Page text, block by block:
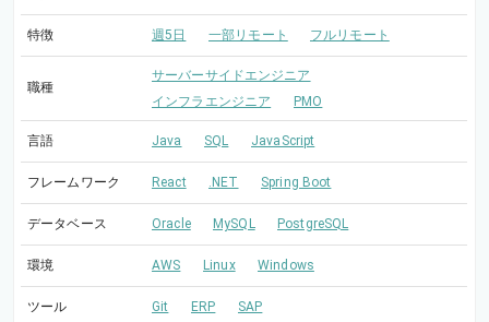
特徴 週5日 一部リモート フルリモート
職種
サーバーサイドエンジニア
インフラエンジニア
PMO
言語 Java SQL JavaScript
フレームワーク React .NET Spring Boot
データベース Oracle MySQL PostgreSQL
環境 AWS Linux Windows
ツール Git ERP SAP